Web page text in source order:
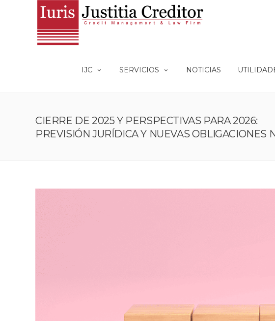
IJC SERVICIOS NOTICIAS
CIERRE DE 2025 Y PERSPECTIVAS PARA 2026:
PREVISIÓN JURÍDICA Y NUEVAS OBLIGACIONES